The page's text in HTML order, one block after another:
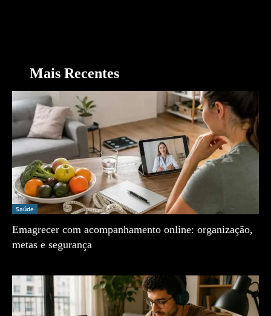
Mais Recentes
Saúde
Emagrecer com acompanhamento online: organização,
metas e segurança